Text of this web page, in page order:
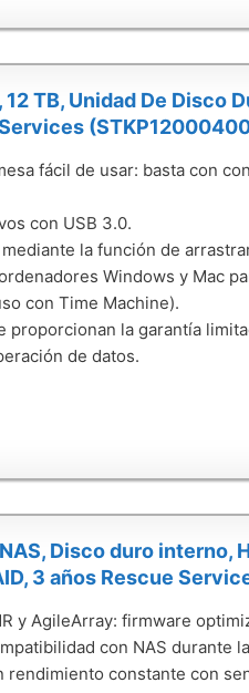
TB, Unidad De Disco
fácil de usar: basta con
con USB 3.0.
la función de
Windows y Mac
con Time Machine).
la garantía
de datos.
Disco duro interno,
3 años Rescue
y AgileArray: firmware
con NAS durante
rendimiento constante con